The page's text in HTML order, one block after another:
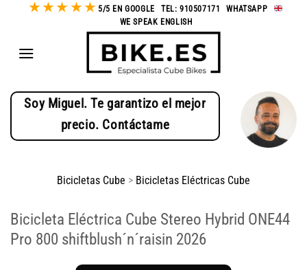
★★ ★ ★★ 5/5 EN GOOGLE TEL: 910507171 -WHATSAPP
WE SPEAK ENGLISH
Soy Miguel. Te garantizo el mejor
precio. Contáctame
Bicicletas Cube > Bicicletas Eléctricas Cube
Bicicleta Eléctrica Cube Stereo Hybrid ONE44
Pro 800 shiftblush´n´raisin 2026